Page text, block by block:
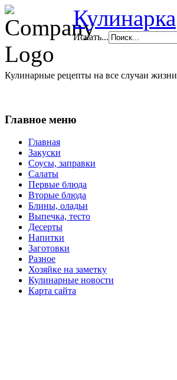
Кулинарка
Искать...
Кулинарные рецепты на все случаи жизни
Главное меню
Главная
Закуски
Соусы, заправки
Салаты
Первые блюда
Вторые блюда
Блины, оладьи
Выпечка, тесто
Десерты
Напитки
Заготовки
Разное
Хозяйке на заметку
Кулинарные новости
Карта сайта